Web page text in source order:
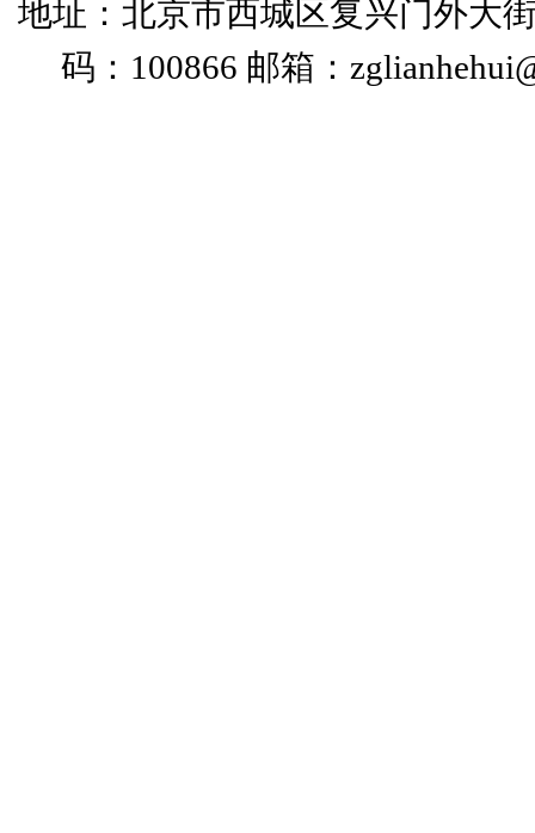
地址：北京市西城区复兴门外大
码：100866 邮箱：